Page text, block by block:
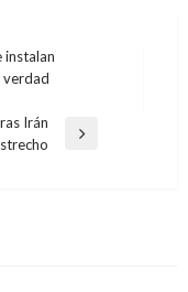
instalan
verdad
Irán